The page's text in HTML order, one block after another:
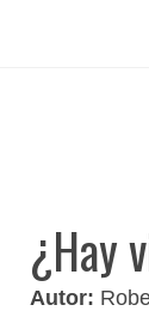
¿Hay
Autor: